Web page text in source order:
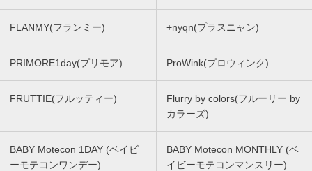
FLANMY(フランミー) +nyqn(プラスニャン)
PRIMORE1day(プリモア) ProWink(プロウィンク)
FRUTTIE(フルッティー)
Flurry by colors(フルーリー by
カラーズ)
BABY Motecon 1DAY (ベイビ
ーモテコンワンデー)
BABY Motecon MONTHLY (ベ
イビーモテコンマンスリー)